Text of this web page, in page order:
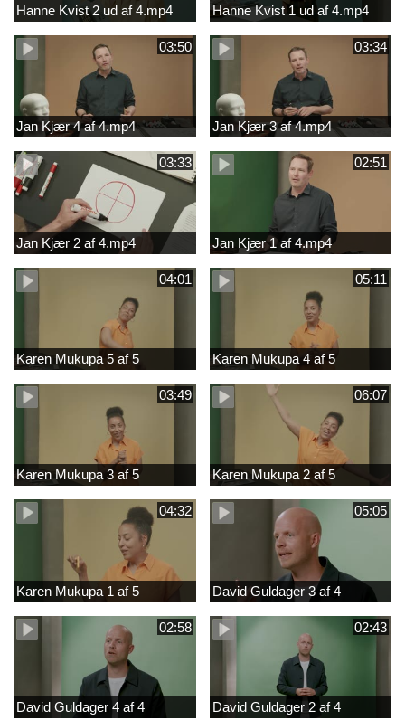
Hanne Kvist 2 ud af 4.mp4 Hanne Kvist 1 ud af 4.mp4
03:50
Jan Kjær 4 af 4.mp4
03:34
Jan Kjær 3 af 4.mp4
03:33
Jan Kjær 2 af 4.mp4
02:51
Jan Kjær 1 af 4.mp4
04:01
Karen Mukupa 5 af 5
05:11
Karen Mukupa 4 af 5
03:49
Karen Mukupa 3 af 5
06:07
Karen Mukupa 2 af 5
04:32
Karen Mukupa 1 af 5
05:05
David Guldager 3 af 4
02:58
David Guldager 4 af 4
02:43
David Guldager 2 af 4